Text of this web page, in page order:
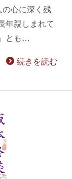
心に深く残
年親しまれて
とも…
続きを読む